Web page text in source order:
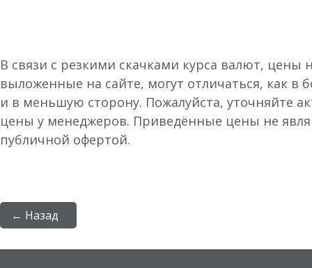
В связи с резкими скачками курса валют, цены
выложенные на сайте, могут отличаться, как в
и в меньшую сторону. Пожалуйста, уточняйте
цены у менеджеров. Приведённые цены не
публичной офертой.
← Назад